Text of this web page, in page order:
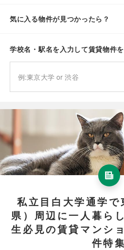
気に入る物件が見つかったら？
学校名・駅名を入力して賃貸物件
私立目白大学通学で
県）周辺に一人暮ら
生必見の賃貸マンシ
件特集